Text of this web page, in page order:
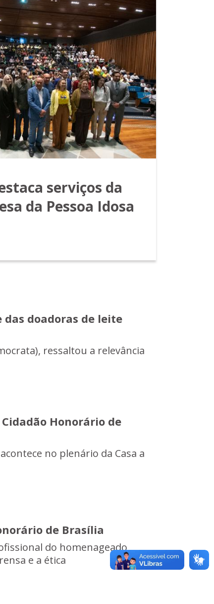
serviços da
da Pessoa Idosa
doadoras de leite
ressaltou a relevância
Honorário de
no plenário da Casa a
de Brasília
do homenageado,
e a ética